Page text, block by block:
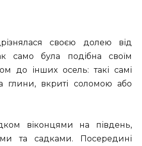
своєю долею від
само була подібна своїм
до інших осель: такі самі
глини, вкриті соломою або
віконцями на південь,
та садками. Посередині